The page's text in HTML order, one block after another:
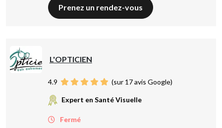
Prenez un rendez-vous
L'OPTICIEN
4.9 (sur 17 avis Google)
Expert en Santé Visuelle
Fermé